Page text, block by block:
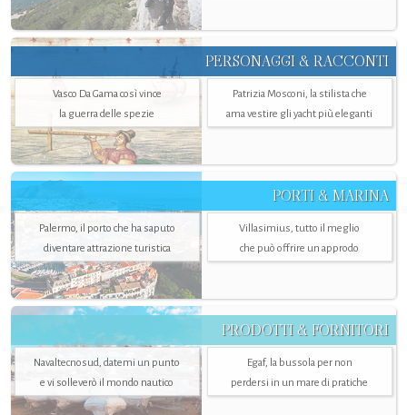
PERSONAGGI & RACCONTI
Vasco Da Gama così vince
la guerra delle spezie
Patrizia Mosconi, la stilista che
ama vestire gli yacht più eleganti
PORTI & MARINA
Palermo, il porto che ha saputo
diventare attrazione turistica
Villasimius, tutto il meglio
che può offrire un approdo
PRODOTTI & FORNITORI
Navaltecnosud, datemi un punto
e vi solleverò il mondo nautico
Egaf, la bussola per non
perdersi in un mare di pratiche